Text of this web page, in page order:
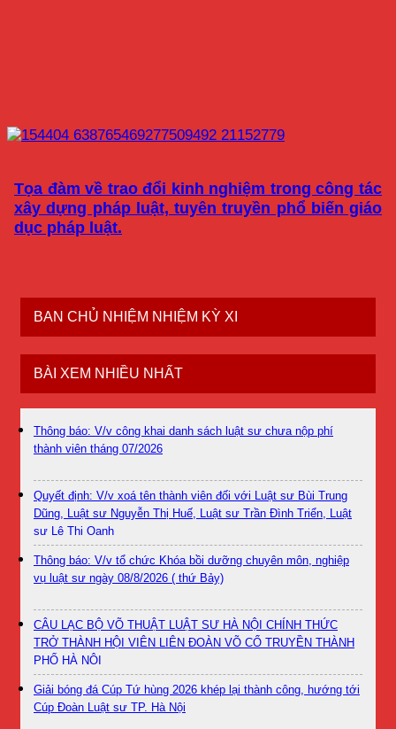
Tọa đàm về trao đổi kinh nghiệm trong công tác
xây dựng pháp luật, tuyên truyền phổ biến giáo
dục pháp luật.
BAN CHỦ NHIỆM NHIỆM KỲ XI
BÀI XEM NHIỀU NHẤT
Thông báo: V/v công khai danh sách luật sư chưa nộp phí
thành viên tháng 07/2026
Quyết định: V/v xoá tên thành viên đối với Luật sư Bùi Trung
Dũng, Luật sư Nguyễn Thị Huế, Luật sư Trần Đình Triển, Luật
sư Lê Thị Oanh
Thông báo: V/v tổ chức Khóa bồi dưỡng chuyên môn, nghiệp
vụ luật sư ngày 08/8/2026 ( thứ Bảy)
CÂU LẠC BỘ VÕ THUẬT LUẬT SƯ HÀ NỘI CHÍNH THỨC
TRỞ THÀNH HỘI VIÊN LIÊN ĐOÀN VÕ CỔ TRUYỀN THÀNH
PHỐ HÀ NỘI
Giải bóng đá Cúp Tứ hùng 2026 khép lại thành công, hướng tới
Cúp Đoàn Luật sư TP. Hà Nội